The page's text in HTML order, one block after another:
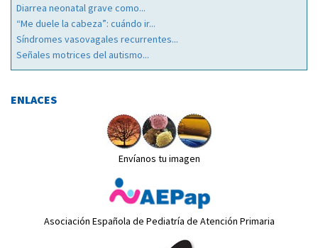
Diarrea neonatal grave como...
“Me duele la cabeza”: cuándo ir...
Síndromes vasovagales recurrentes...
Señales motrices del autismo...
ENLACES
Envíanos tu imagen
Asociación Española de Pediatría de Atención Primaria